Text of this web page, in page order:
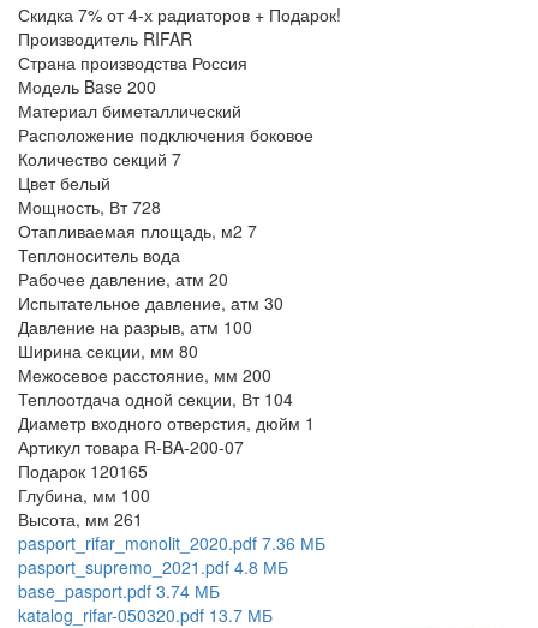
Скидка 7% от 4-х радиаторов + Подарок!
Производитель RIFAR
Страна производства Россия
Модель Base 200
Материал биметаллический
Расположение подключения боковое
Количество секций 7
Цвет белый
Мощность, Вт 728
Отапливаемая площадь, м2 7
Теплоноситель вода
Рабочее давление, атм 20
Испытательное давление, атм 30
Давление на разрыв, атм 100
Ширина секции, мм 80
Межосевое расстояние, мм 200
Теплоотдача одной секции, Вт 104
Диаметр входного отверстия, дюйм 1
Артикул товара R-BA-200-07
Подарок 120165
Глубина, мм 100
Высота, мм 261
pasport_rifar_monolit_2020.pdf 7.36 МБ
pasport_supremo_2021.pdf 4.8 МБ
base_pasport.pdf 3.74 МБ
katalog_rifar-050320.pdf 13.7 МБ